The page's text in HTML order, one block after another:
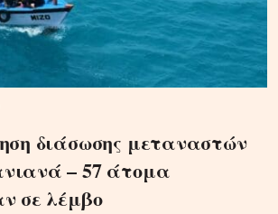
διάσωσης μεταναστών
– 57 άτομα
σε λέμβο